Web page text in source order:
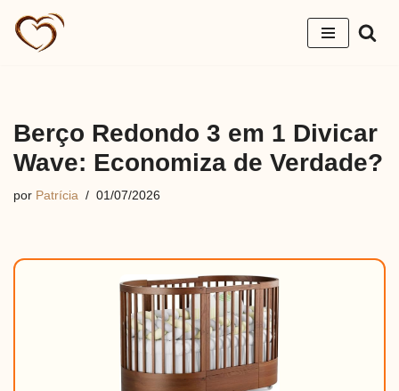
Pular
Berço Redondo 3 em 1 Divicar
Wave: Economiza de Verdade?
por Patrícia 01/07/2026